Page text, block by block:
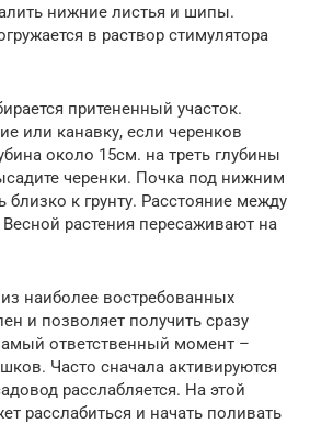
нижние листья и шипы.
в раствор стимулятора
притененный участок.
или канавку, если черенков
около 15см. на треть глубины
черенки. Почка под нижним
к грунту. Расстояние между
растения пересаживают на
наиболее востребованных
и позволяет получить сразу
ответственный момент –
Часто сначала активируются
расслабляется. На этой
расслабиться и начать поливать